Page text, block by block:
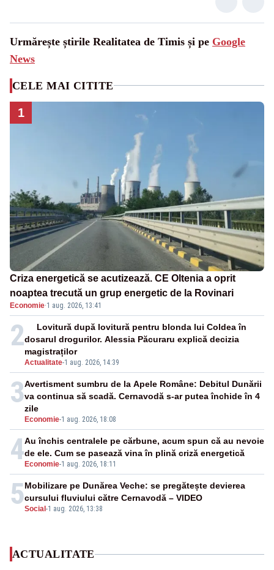
Urmărește știrile Realitatea de Timis și pe Google
News
CELE MAI CITITE
1
Criza energetică se acutizează. CE Oltenia a oprit
noaptea trecută un grup energetic de la Rovinari
Economie·1 aug. 2026, 13:41
2
Actualitate-1 aug. 2026, 14:39
Lovitură după lovitură pentru blonda lui Coldea în
dosarul drogurilor. Alessia Păcuraru explică decizia
magistraților
3
Economie-1 aug. 2026, 18:08
Avertisment sumbru de la Apele Române: Debitul Dunării
va continua să scadă. Cernavodă s-ar putea închide în 4
zile
4 Economie-1 aug. 2026, 18:11
Au închis centralele pe cărbune, acum spun că au nevoie
de ele. Cum se pasează vina în plină criză energetică
5Social -1 aug. 2026, 13:38
Mobilizare pe Dunărea Veche: se pregătește devierea
cursului fluviului către Cernavodă – VIDEO
ACTUALITATE